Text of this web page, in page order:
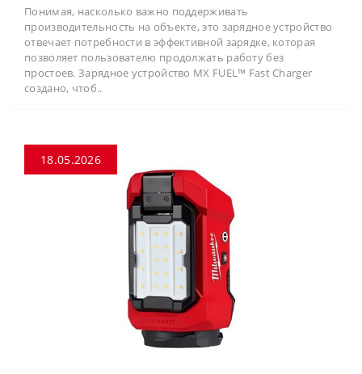
Понимая, насколько важно поддерживать
производительность на объекте, это зарядное устройство
отвечает потребности в эффективной зарядке, которая
позволяет пользователю продолжать работу без
простоев. Зарядное устройство MX FUEL™ Fast Charger
создано, чтоб..
18.05.2026